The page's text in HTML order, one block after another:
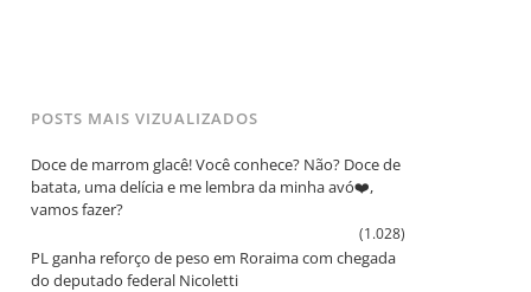
POSTS MAIS VIZUALIZADOS
Doce de marrom glacê! Você conhece? Não? Doce de
batata, uma delícia e me lembra da minha avó❤️,
vamos fazer?
(1.028)
PL ganha reforço de peso em Roraima com chegada
do deputado federal Nicoletti